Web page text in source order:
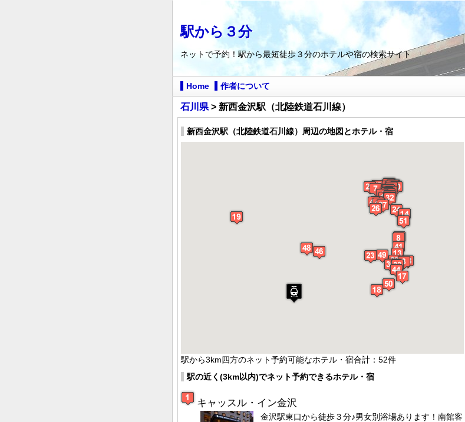
駅から３分
ネットで予約！駅から最短徒歩３分のホテルや宿の検索サイト
Home 作者について
石川県 > 新西金沢駅（北陸鉄道石川線）
新西金沢駅（北陸鉄道石川線）周辺の地図とホテル・宿
駅から3km四方のネット予約可能なホテル・宿合計：52件
駅の近く(3km以内)でネット予約できるホテル・宿
キャッスル・イン金沢
金沢駅東口から徒歩３分♪男女別浴場あります！南館客